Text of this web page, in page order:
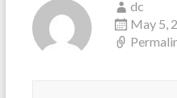
dc
May 5,